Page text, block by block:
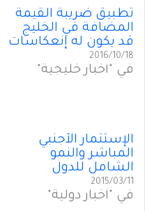
تطبيق ضريبة القيمة
المضافة في الخليج
قد يكون له إنعكاسات
2016/10/18
في "أخبار خليجية"
الإستثمار الأجنبي
المباشر والنمو
الشامل للدول
2015/03/11
في "أخبار دولية"